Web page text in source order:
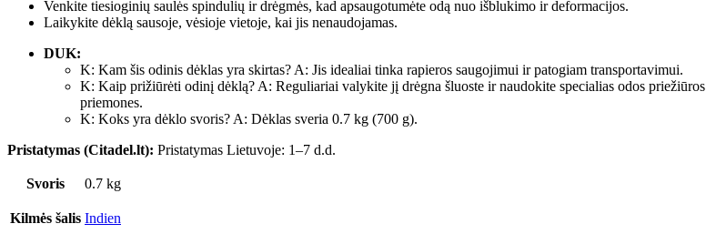
Venkite tiesioginių saulės spindulių ir drėgmės, kad apsaugotumėte odą nuo išblukimo ir deformacijos.
Laikykite dėklą sausoje, vėsioje vietoje, kai jis nenaudojamas.
DUK:
K: Kam šis odinis dėklas yra skirtas? A: Jis idealiai tinka rapieros saugojimui ir patogiam transportavimui.
K: Kaip prižiūrėti odinį dėklą? A: Reguliariai valykite jį drėgna šluoste ir naudokite specialias odos priežiūros
priemones.
K: Koks yra dėklo svoris? A: Dėklas sveria 0.7 kg (700 g).
Pristatymas (Citadel.lt): Pristatymas Lietuvoje: 1–7 d.d.
Svoris 0.7 kg
Kilmės šalis Indien